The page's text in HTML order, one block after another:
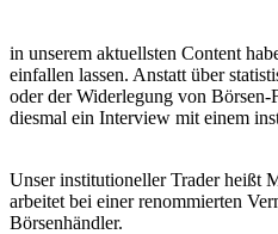
in unserem aktuellsten Content
einfallen lassen. Anstatt über
oder der Widerlegung von
diesmal ein Interview mit einem
Unser institutioneller Trader heißt
arbeitet bei einer renommierten
Börsenhändler.